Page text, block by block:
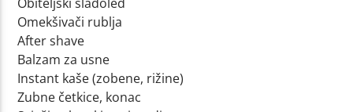
Omekšivači rublja
After shave
Balzam za usne
Instant kaše (zobene, rižine)
Zubne četkice, konac